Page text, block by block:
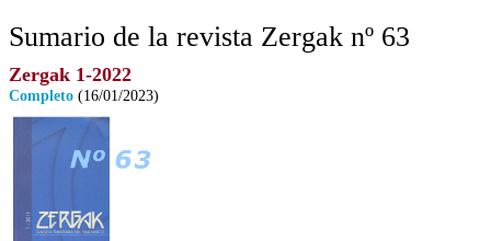
Sumario de la revista Zergak nº 63
Zergak 1-2022
Completo (16/01/2023)